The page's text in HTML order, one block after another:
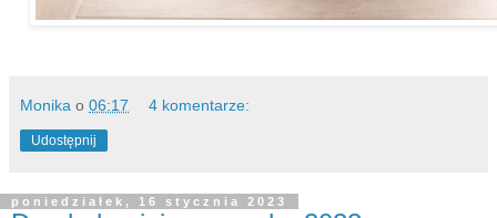
Monika o 06:17 4 komentarze:
Udostępnij
poniedziałek, 16 stycznia 2023